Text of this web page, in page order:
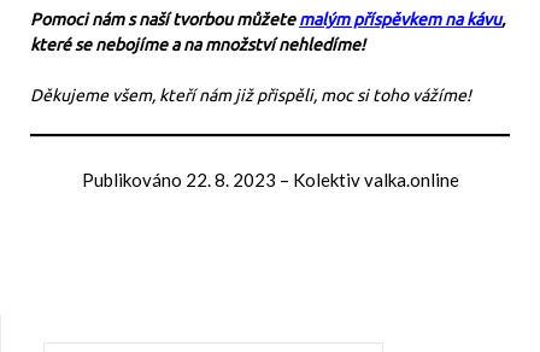
Pomoci nám s naší tvorbou můžetemalým příspěvkem na kávu,
které se nebojíme a na množství nehledíme!
Děkujeme všem, kteří nám již přispěli, moc si toho vážíme!
Publikováno 22. 8. 2023 – Kolektiv valka.online